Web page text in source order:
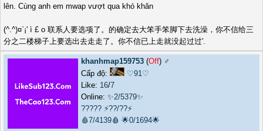
lên. Cùng anh em mwap vượt qua khó khăn
(^.^)¤`¡' ì £ o 联系人要选项了。的确定去大笨手笨脚下去洗澡，你不信给三
分之二楼梯子上要选出去走走了。你不信已上走就没起过过'.
khanhmap159753 (Off) ♂️
Cấp độ:
♡91♡
Like: 16/7
Online: ✨2/5379✨
????? ⚡??/??⚡
🩸7/4139🩸 🌟0/1694🌟